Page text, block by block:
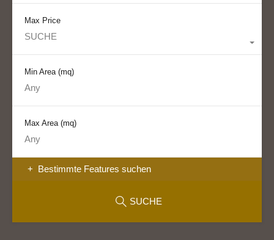
Max Price
SUCHE
Min Area (mq)
Max Area (mq)
Bestimmte Features suchen
SUCHE